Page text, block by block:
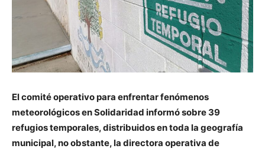
El comité operativo para enfrentar fenómenos
meteorológicos en Solidaridad informó sobre 39
refugios temporales, distribuidos en toda la geografía
municipal, no obstante, la directora operativa de